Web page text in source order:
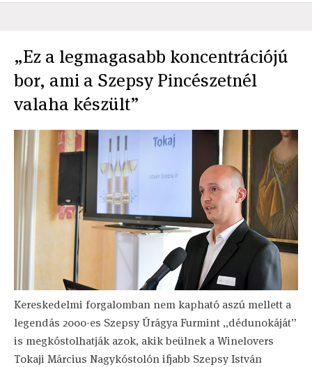
„Ez a legmagasabb koncentrációjú
bor, ami a Szepsy Pincészetnél
valaha készült”
Kereskedelmi forgalomban nem kapható aszú mellett a
legendás 2000-es Szepsy Úrágya Furmint „dédunokáját”
is megkóstolhatják azok, akik beülnek a Winelovers
Tokaji Március Nagykóstolón ifjabb Szepsy István